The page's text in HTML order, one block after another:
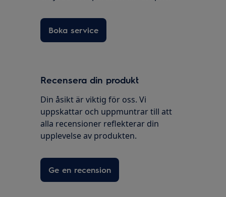
Boka service
Recensera din produkt
Din åsikt är viktig för oss. Vi
uppskattar och uppmuntrar till att
alla recensioner reflekterar din
upplevelse av produkten.
Ge en recension